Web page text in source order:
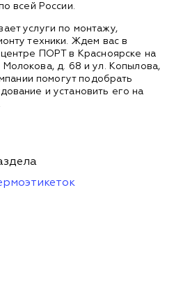
всей России.
услуги по монтажу,
техники. Ждем вас в
ПОРТ в Красноярске на
Молокова, д. 68 и ул. Копылова,
помогут подобрать
и установить его на